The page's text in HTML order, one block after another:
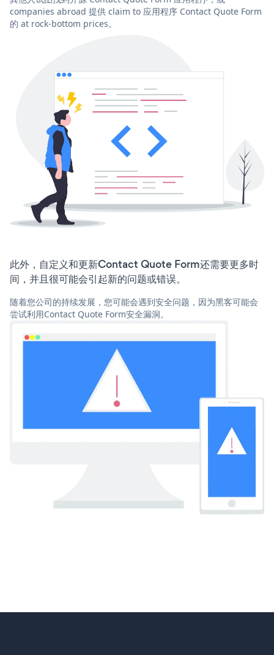
companies abroad 提供 claim to 应用程序 Contact Quote Form
的 at rock-bottom prices。
此外，自定义和更新Contact Quote Form还需要更多时
间，并且很可能会引起新的问题或错误。
随着您公司的持续发展，您可能会遇到安全问题，因为黑客可能会
尝试利用Contact Quote Form安全漏洞。